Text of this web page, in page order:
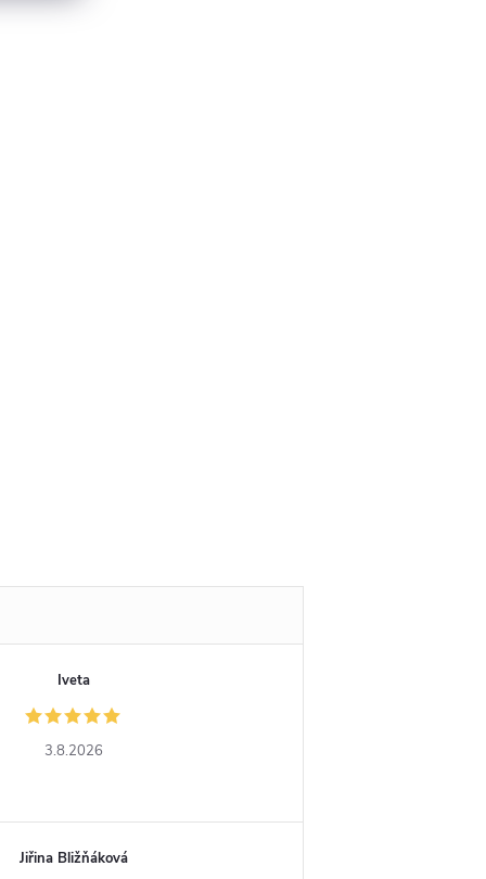
Iveta
3.8.2026
Jiřina Bližňáková